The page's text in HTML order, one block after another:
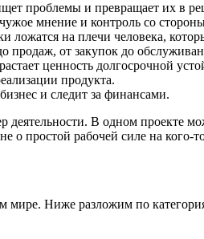
проблемы и превращает их в
мнение и контроль со
ложатся на плечи человека,
продаж, от закупок до
ценность долгосрочной
продукта.
и следит за финансами.
В одном проекте
о простой рабочей силе на кого-
мире. Ниже разложим по